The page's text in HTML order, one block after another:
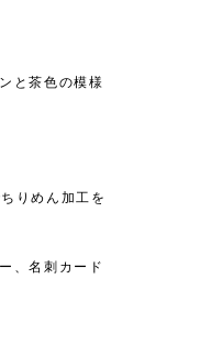
と茶色の模様
りめん加工を
、名刺カード